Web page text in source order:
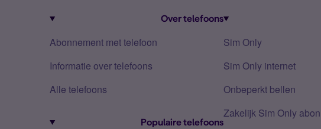
Over telefoons
Abonnement met telefoon
Informatie over telefoons
Alle telefoons
Populaire telefoons
Sim Only
Sim Only internet
Onbeperkt bellen
Zakelijk Sim Only